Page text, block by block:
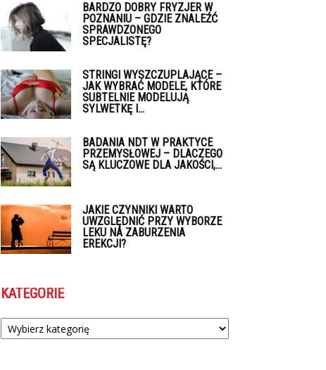
BARDZO DOBRY FRYZJER W
POZNANIU – GDZIE ZNALEŹĆ
SPRAWDZONEGO
SPECJALISTĘ?
STRINGI WYSZCZUPLAJĄCE –
JAK WYBRAĆ MODELE, KTÓRE
SUBTELNIE MODELUJĄ
SYLWETKĘ I...
BADANIA NDT W PRAKTYCE
PRZEMYSŁOWEJ – DLACZEGO
SĄ KLUCZOWE DLA JAKOŚCI,...
JAKIE CZYNNIKI WARTO
UWZGLĘDNIĆ PRZY WYBORZE
LEKU NA ZABURZENIA
EREKCJI?
KATEGORIE
Kategorie